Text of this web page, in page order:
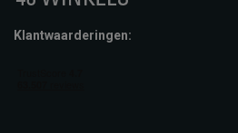
Klantwaarderingen: